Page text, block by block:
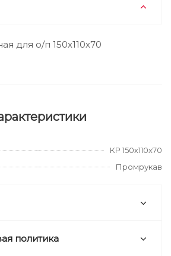
для о/п 150х110х70
КР 150х110х70
Промрукав
политика